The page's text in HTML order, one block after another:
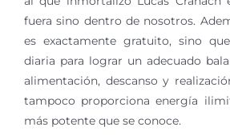
fuera sino dentro de nosotros.
es exactamente gratuito, sino
diaria para lograr un adecuado
alimentación, descanso y
tampoco proporciona energía
más potente que se conoce.